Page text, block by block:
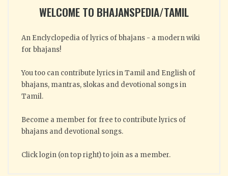
WELCOME TO BHAJANSPEDIA/TAMIL
An Enclyclopedia of lyrics of bhajans - a modern wiki
for bhajans!
You too can contribute lyrics in Tamil and English of
bhajans, mantras, slokas and devotional songs in
Tamil.
Become a member for free to contribute lyrics of
bhajans and devotional songs.
Click login (on top right) to join as a member.